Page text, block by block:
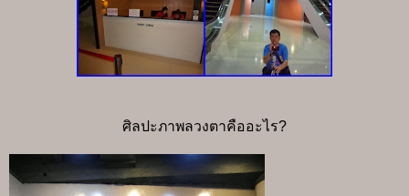
ศิลปะภาพลวงตาคืออะไร?